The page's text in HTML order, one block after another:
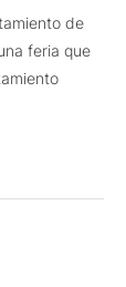
de
feria que